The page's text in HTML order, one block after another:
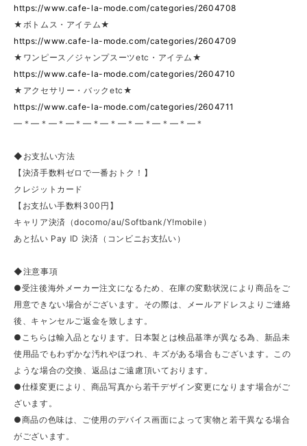
https://www.cafe-la-mode.com/categories/2604708
★ボトムス・アイテム★
https://www.cafe-la-mode.com/categories/2604709
★ワンピース／ジャンプスーツetc・アイテム★
https://www.cafe-la-mode.com/categories/2604710
★アクセサリー・バックetc★
https://www.cafe-la-mode.com/categories/2604711
—＊—＊—＊—＊—＊—＊—＊—＊—＊—＊—＊
◆お支払い方法
【決済手数料ゼロで一番おトク！】
クレジットカード
【お支払い手数料300円】
キャリア決済（docomo/au/Softbank/Y!mobile）
あと払い Pay ID 決済（コンビニお支払い）
◆注意事項
●受注後海外メーカー注文になるため、在庫の変動状況により商品をご
用意できない場合がございます。その際は、メールアドレスよりご連絡
後、キャンセルご返金を致します。
●こちらは輸入品となります。日本製とは検品基準が異なる為、新品未
使用品でもわずかな汚れやほつれ、キズがある場合もございます。この
ような場合の交換、返品はご遠慮頂いております。
●仕様変更により、商品写真から若干デザイン変更になります場合がご
ざいます。
●商品の色味は、ご使用のデバイス画面によって実物と若干異なる場合
がございます。